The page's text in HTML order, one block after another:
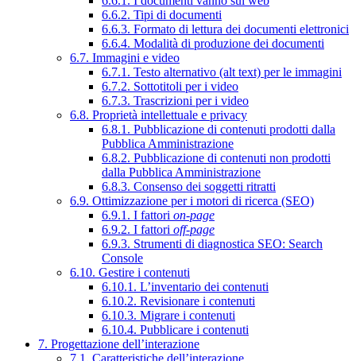
6.6.2. Tipi di documenti
6.6.3. Formato di lettura dei documenti elettronici
6.6.4. Modalità di produzione dei documenti
6.7. Immagini e video
6.7.1. Testo alternativo (alt text) per le immagini
6.7.2. Sottotitoli per i video
6.7.3. Trascrizioni per i video
6.8. Proprietà intellettuale e privacy
6.8.1. Pubblicazione di contenuti prodotti dalla
Pubblica Amministrazione
6.8.2. Pubblicazione di contenuti non prodotti
dalla Pubblica Amministrazione
6.8.3. Consenso dei soggetti ritratti
6.9. Ottimizzazione per i motori di ricerca (SEO)
6.9.1. I fattori on-page
6.9.2. I fattori off-page
6.9.3. Strumenti di diagnostica SEO: Search
Console
6.10. Gestire i contenuti
6.10.1. L’inventario dei contenuti
6.10.2. Revisionare i contenuti
6.10.3. Migrare i contenuti
6.10.4. Pubblicare i contenuti
7. Progettazione dell’interazione
7.1. Caratteristiche dell’interazione